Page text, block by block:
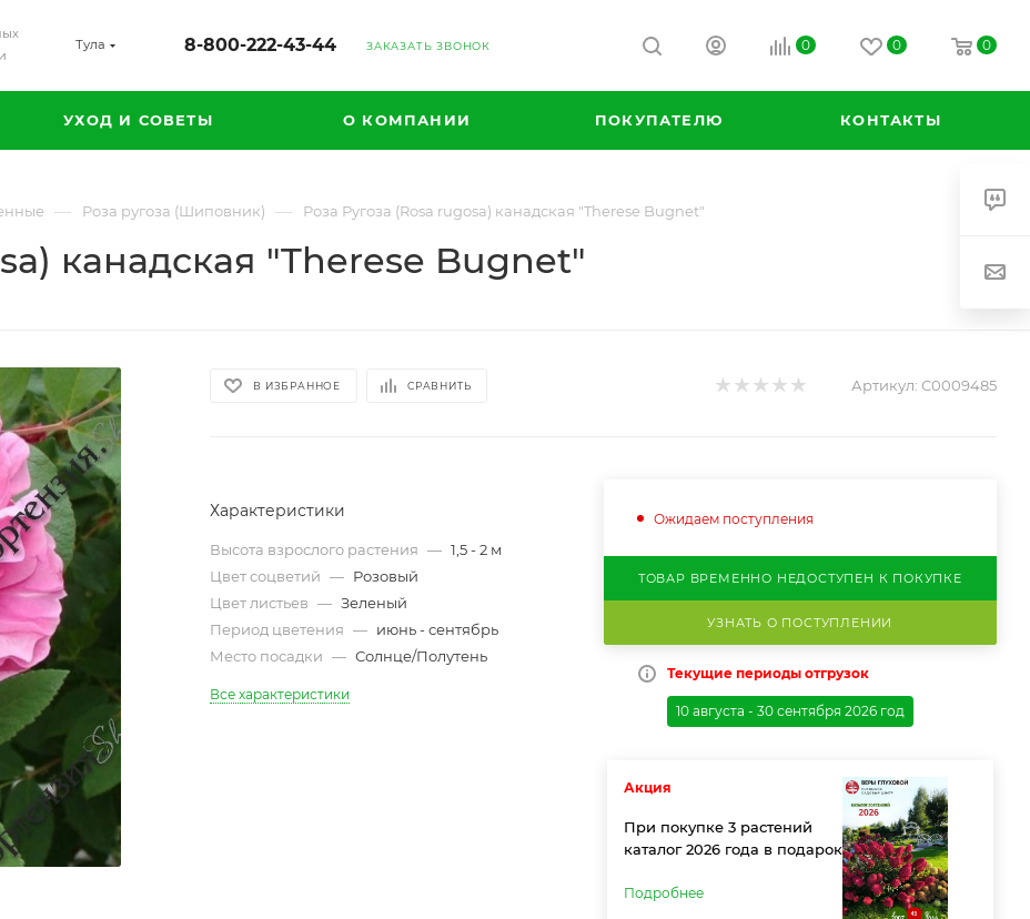
Тула 8-800-222-43-44 ЗАКАЗАТЬ ЗВОНОК 0 0 0
УХОД И СОВЕТЫ О КОМПАНИИ ПОКУПАТЕЛЮ КОНТАКТЫ
— Роза ругоза (Шиповник) — Роза Ругоза (Rosa rugosa) канадская "Therese Bugnet"
канадская "Therese Bugnet"
В ИЗБРАННОЕ СРАВНИТЬ Артикул: С0009485
Характеристики
Высота взрослого растения — 1,5 - 2 м
Цвет соцветий — Розовый
Цвет листьев — Зеленый
Период цветения — июнь - сентябрь
Место посадки — Солнце/Полутень
Все характеристики
Ожидаем поступления
ТОВАР ВРЕМЕННО НЕДОСТУПЕН К ПОКУПКЕ
УЗНАТЬ О ПОСТУПЛЕНИИ
Текущие периоды отгрузок
10 августа - 30 сентября 2026 год
Акция
При покупке 3 растений
каталог 2026 года в подарок
Подробнее